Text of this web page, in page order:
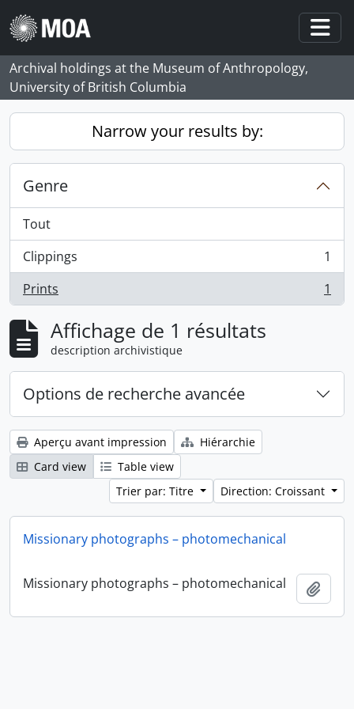
Skip to main content
Archival holdings at the Museum of Anthropology,
University of British Columbia
Narrow your results by:
Genre
Tout
Clippings
, 1 résultats
1
Prints
, 1 résultats 1
Affichage de 1 résultats
description archivistique
Options de recherche avancée
Aperçu avant impression
Hiérarchie
Card view
Table view
Trier par: Titre
Direction: Croissant
Missionary photographs – photomechanical
Missionary photographs – photomechanical